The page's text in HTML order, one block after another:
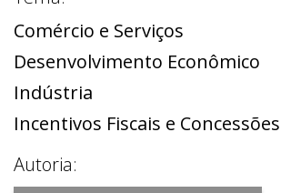
Comércio e Serviços
Desenvolvimento Econômico
Indústria
Incentivos Fiscais e
Autoria: